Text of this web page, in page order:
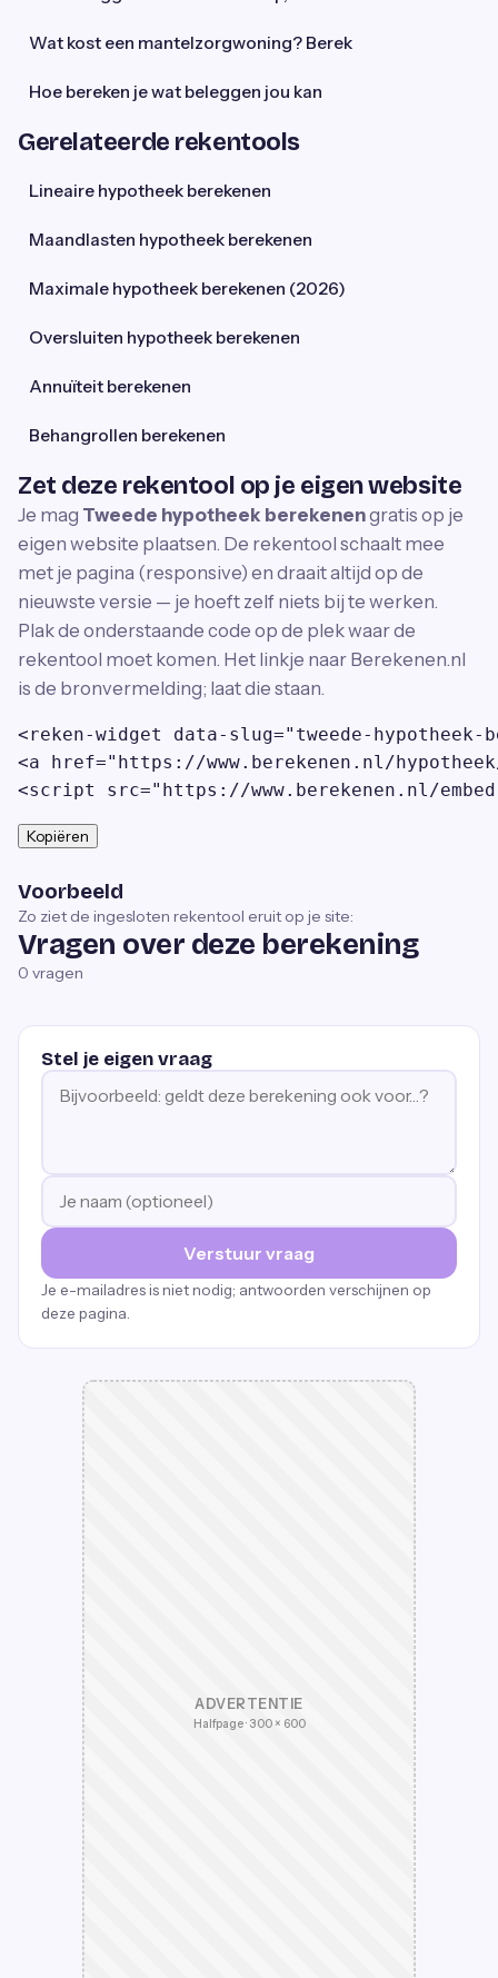
Wat kost een mantelzorgwoning? Berek
Hoe bereken je wat beleggen jou kan
Gerelateerde rekentools
Lineaire hypotheek berekenen
Maandlasten hypotheek berekenen
Maximale hypotheek berekenen (2026)
Oversluiten hypotheek berekenen
Annuïteit berekenen
Behangrollen berekenen
Zet deze rekentool op je eigen website
Je mag Tweede hypotheek berekenengratis op je
eigen website plaatsen. De rekentool schaalt mee
met je pagina (responsive) en draait altijd op de
nieuwste versie — je hoeft zelf niets bij te werken.
Plak de onderstaande code op de plek waar de
rekentool moet komen. Het linkje naar Berekenen.nl
is de bronvermelding; laat die staan.
<reken-widget data-slug="tweede-hypotheek-
<a href="https://www.berekenen.nl/
<script src="https://www.berekenen.nl/
Kopiëren
Voorbeeld
Zo ziet de ingesloten rekentool eruit op je site:
Vragen over deze berekening
0 vragen
Stel je eigen vraag
Verstuur vraag
Je e-mailadres is niet nodig; antwoorden verschijnen op
deze pagina.
ADVERTENTIE
Halfpage · 300 × 600